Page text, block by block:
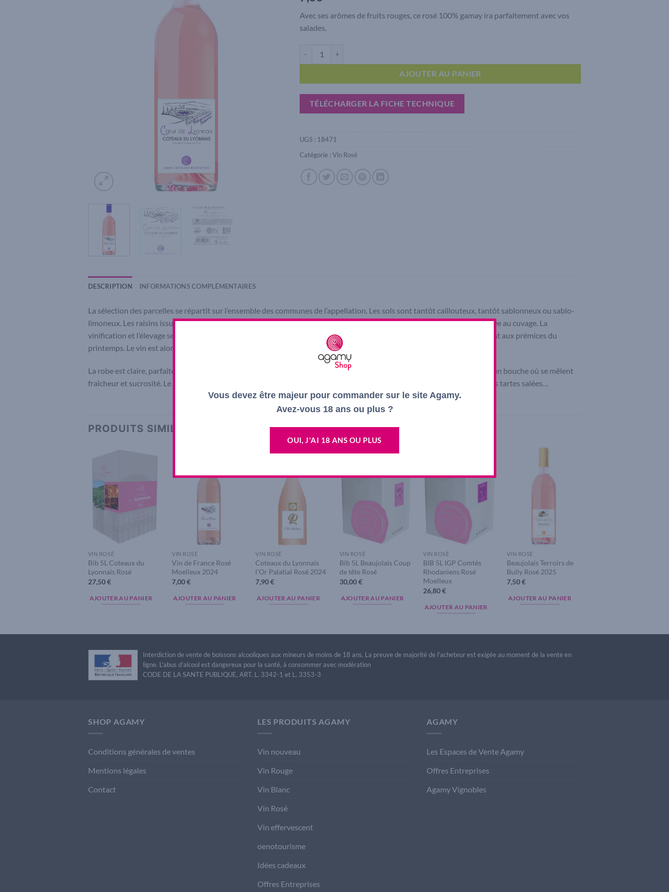
Avec ses arômes de fruits rouges, ce rosé 100% gamay ira parfaitement avec vos
salades.
AJOUTER AU PANIER
TÉLÉCHARGER LA FICHE TECHNIQUE
UGS : 18471
Catégorie : Vin Rosé
DESCRIPTION INFORMATIONS COMPLÉMENTAIRES
La sélection des parcelles se répartit sur l’ensemble des communes de l’appellation. Les sols sont tantôt caillouteux, tantôt sablonneux ou sablo-
limoneux. Les raisins issus du cépage gamay sont récoltés en grappes entières puis délicatement pressurés dès leur arrivée au cuvage. La
vinification et l’élevage se déroulent en cuves thermo-régulées. La fermentation malolactique s’achève ainsi naturellement aux prémices du
printemps. Le vin est alors mis en bouteille afin de préserver toute sa fraîcheur.
La robe est claire, parfaitement limpide et brillante. Le nez est fruité et s’harmonise avec les notes de petits fruits rouges en bouche où se mêlent
fraîcheur et sucrosité. Le rosé de l’été par excellence. À déguster sur le fruit, autour de 8°C, sur une paëlla, des rillettes, des tartes salées…
PRODUITS SIMILAIRES
wishlist
VIN ROSÉ
Bib 5L Coteaux du
Lyonnais Rosé
27,50€
AJOUTER AU PANIER
Add to
wishlist
VIN ROSÉ
Vin de France Rosé
Moelleux 2024
7,00€
AJOUTER AU PANIER
Add to
VIN ROSÉ
Coteaux du Lyonnais
l’Or Palatial Rosé 2024
7,90€
AJOUTER AU PANIER
Add to
wishlist
VIN ROSÉ
Bib 5L Beaujolais Coup
de tête Rosé
30,00€
AJOUTER AU PANIER
Add to
wishlist
VIN ROSÉ
BIB 5L IGP Comtés
Rhodaniens Rosé
Moelleux
26,80€
AJOUTER AU PANIER
wishlist
VIN ROSÉ
Beaujolais Terroirs de
Bully Rosé 2025
7,50€
AJOUTER AU PANIER
Interdiction de vente de boissons alcooliques aux mineurs de moins de 18 ans. La preuve de majorité de l'acheteur est exigée au moment de la vente en
ligne. L'abus d'alcool est dangereux pour la santé, à consommer avec modération
CODE DE LA SANTE PUBLIQUE, ART. L. 3342-1 et L. 3353-3
SHOP AGAMY
Conditions générales de ventes
Mentions légales
Contact
LES PRODUITS AGAMY
Vin nouveau
Vin Rouge
Vin Blanc
Vin Rosé
Vin effervescent
oenotourisme
Idées cadeaux
Offres Entreprises
AGAMY
Les Espaces de Vente Agamy
Offres Entreprises
Agamy Vignobles
Vous devez être majeur pour commander sur le site Agamy.
Avez-vous 18 ans ou plus ?
OUI, J'AI 18 ANS OU PLUS